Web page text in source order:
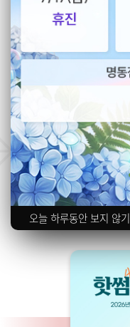
오늘 하루동안 보지 않기